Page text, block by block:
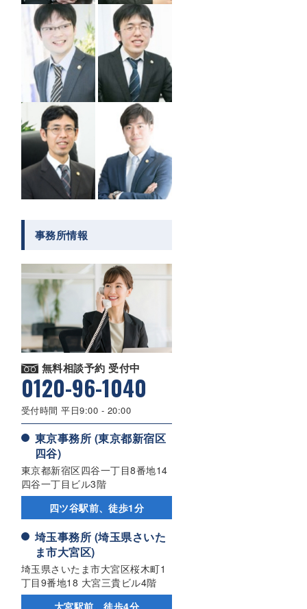
事務所情報
無料相談予約 受付中
0120-96-1040
受付時間 平日9:00 - 20:00
東京事務所 (東京都新宿区
四谷)
東京都新宿区四谷一丁目8番地14
四谷一丁目ビル3階
四ツ谷駅前、徒歩1分
埼玉事務所 (埼玉県さいた
ま市大宮区)
埼玉県さいたま市大宮区桜木町1
丁目9番地18 大宮三貴ビル4階